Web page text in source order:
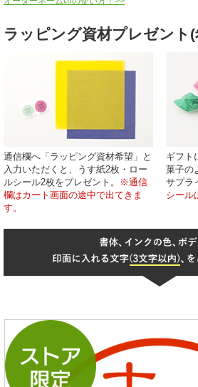
ラッピング資材プレゼント
通信欄へ「ラッピング資材希望」と
入力いただくと、うす紙2枚・ロー
ルシール2枚をプレゼント。
※通信
欄はカート画面の途中で出てきま
す。
ギフト
菓子の
サプラ
シール